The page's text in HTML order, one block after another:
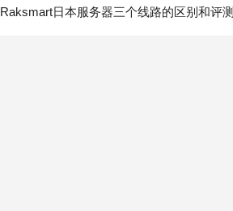
Raksmart日本服务器三个线路的区别和评测